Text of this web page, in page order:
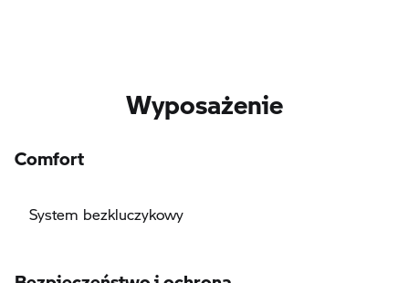
Wyposażenie
Comfort
System bezkluczykowy